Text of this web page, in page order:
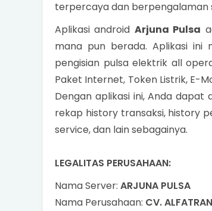
terpercaya dan berpengalaman
Aplikasi android Arjuna Pulsa
mana pun berada. Aplikasi ini
pengisian pulsa elektrik all
Paket Internet, Token Listrik, E-
Dengan aplikasi ini, Anda
rekap history transaksi, history
service, dan lain sebagainya.
LEGALITAS PERUSAHAAN:
Nama Server: ARJUNA PULSA
Nama Perusahaan: CV.